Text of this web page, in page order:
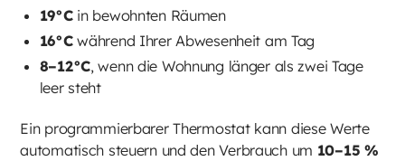
19°Cin bewohnten Räumen
16°Cwährend Ihrer Abwesenheit am Tag
8–12°C, wenn die Wohnung länger als zwei Tage
leer steht
Ein programmierbarer Thermostat kann diese Werte
automatisch steuern und den Verbrauch um 10–15 %